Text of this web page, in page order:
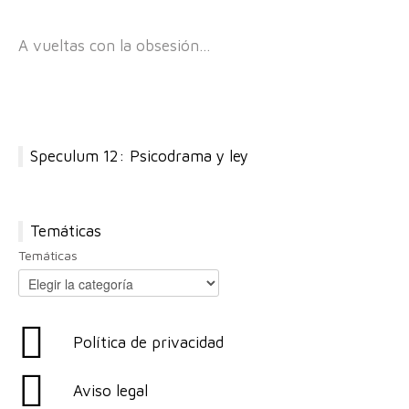
A vueltas con la obsesión…
Speculum 12: Psicodrama y ley
Temáticas
Temáticas
Política de privacidad
Aviso legal